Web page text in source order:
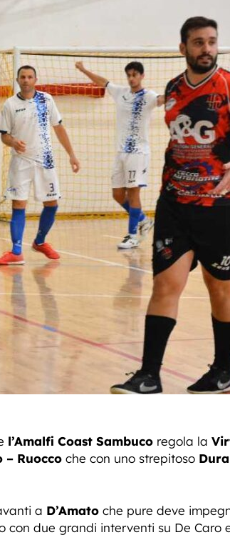
l’Amalfi Coast Sambuco regola la
– Ruocco che con uno strepitoso
a D’Amato che pure deve
due grandi interventi su De Caro